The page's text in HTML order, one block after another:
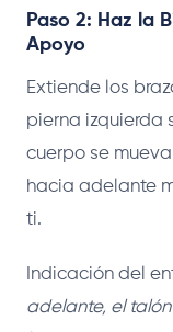
Paso 2: Haz la
Apoyo
Extiende los
pierna izquierda
cuerpo se
hacia adelante
ti.
Indicación del
adelante, el